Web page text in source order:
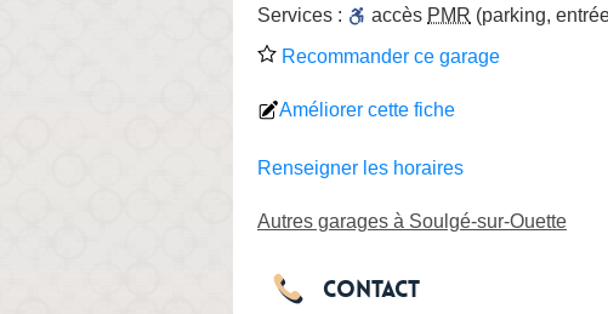
Services : accès PMR (parking,
Recommander ce garage
Améliorer cette fiche
Renseigner les horaires
Autres garages à Soulgé-sur-Ouette
Contact